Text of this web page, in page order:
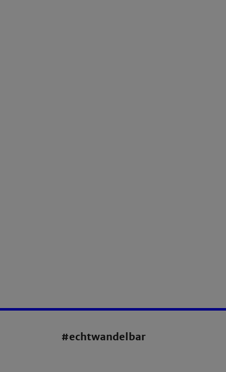
#echtwandelbar